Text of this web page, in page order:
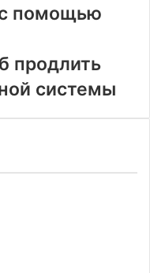
с помощью
продлить
системы